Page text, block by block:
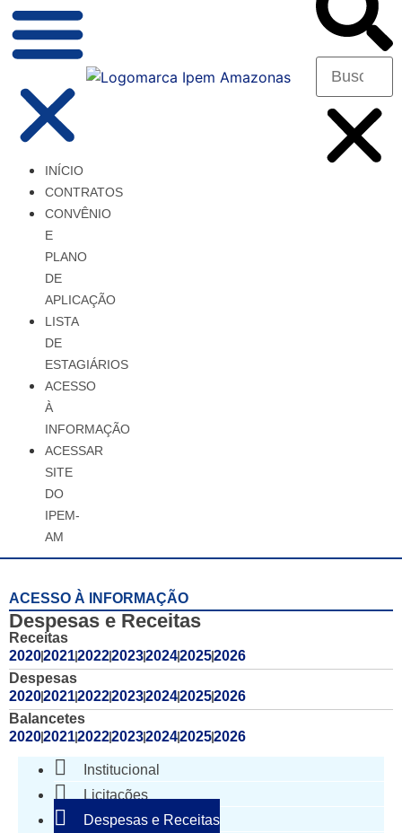
INÍCIO
CONTRATOS
CONVÊNIO
E
PLANO
DE
APLICAÇÃO
LISTA
DE
ESTAGIÁRIOS
ACESSO
À
INFORMAÇÃO
ACESSAR
SITE
DO
IPEM-
AM
ACESSO À INFORMAÇÃO
Despesas e Receitas
Receitas
2020202120222023202420252026
Despesas
2020202120222023202420252026
Balancetes
2020202120222023202420252026
Institucional
Licitações
Despesas e Receitas